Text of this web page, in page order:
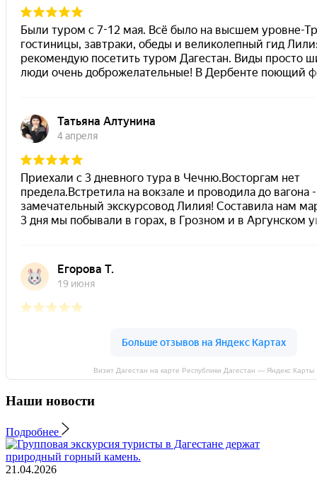
Визит Дагестан на карте Республики Дагестан — Яндекс Карты
Наши новости
Подробнее
21.04.2026